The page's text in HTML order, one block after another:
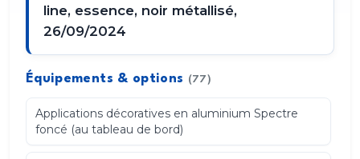
line, essence, noir métallisé,
26/09/2024
Équipements & options (77)
Applications décoratives en aluminium Spectre
foncé (au tableau de bord)